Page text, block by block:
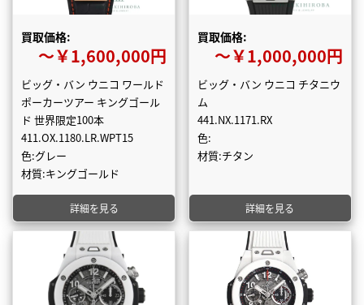
買取価格:
〜￥1,600,000円
ビッグ・バン ウニコ ワールド
ポーカーツアー キングゴール
ド 世界限定100本
411.OX.1180.LR.WPT15
色:グレー
材質:キングゴールド
詳細を見る
買取価格:
〜￥1,000,000円
ビッグ・バン ウニコ チタニウ
ム
441.NX.1171.RX
色:
材質:チタン
詳細を見る